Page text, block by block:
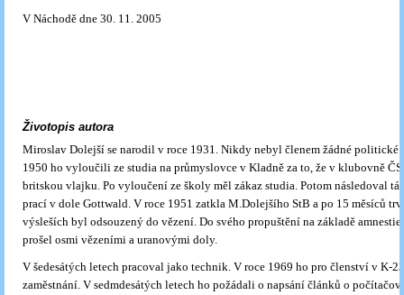
V Náchodě dne 30. 11. 2005
Životopis autora
Miroslav Dolejší se narodil v roce 1931. Nikdy nebyl členem žádné politické
1950 ho vyloučili ze studia na průmyslovce v Kladně za to, že v klubovně
britskou vlajku. Po vyloučení ze školy měl zákaz studia. Potom následoval
prací v dole Gottwald. V roce 1951 zatkla M.Dolejšího StB a po 15 měsíců
výsleších byl odsouzený do vězení. Do svého propuštění na základě
prošel osmi vězeními a uranovými doly.
V šedesátých letech pracoval jako technik. V roce 1969 ho pro členství v K-
zaměstnání. V sedmdesátých letech ho požádali o napsání článků o